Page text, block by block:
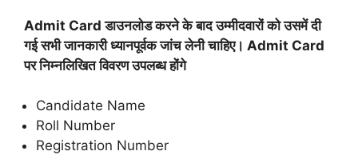
Admit Card डाउनलोड करने के बाद उम्मीदवारों को उसमें दी
गई सभी जानकारी ध्यानपूर्वक जांच लेनी चाहिए। Admit Card
पर निम्नलिखित विवरण उपलब्ध होंगे
Candidate Name
Roll Number
Registration Number